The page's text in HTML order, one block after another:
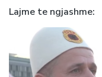
Lajme te ngjashme